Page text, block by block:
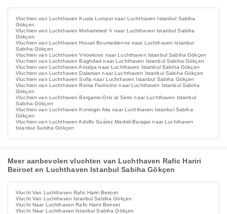
Vluchten van Luchthaven Kuala Lumpur naar Luchthaven Istanbul Sabiha
Gökçen
Vluchten van Luchthaven Mohammed V naar Luchthaven Istanbul Sabiha
Gökçen
Vluchten van Luchthaven Houari Boumedienne naar Luchthaven Istanbul
Sabiha Gökçen
Vluchten van Luchthaven Vnoekovo naar Luchthaven Istanbul Sabiha Gökçen
Vluchten van Luchthaven Baghdad naar Luchthaven Istanbul Sabiha Gökçen
Vluchten van Luchthaven Antalya naar Luchthaven Istanbul Sabiha Gökçen
Vluchten van Luchthaven Dalaman naar Luchthaven Istanbul Sabiha Gökçen
Vluchten van Luchthaven Sofia naar Luchthaven Istanbul Sabiha Gökçen
Vluchten van Luchthaven Roma Fiumicino naar Luchthaven Istanbul Sabiha
Gökçen
Vluchten van Luchthaven Bergamo-Orio al Serio naar Luchthaven Istanbul
Sabiha Gökçen
Vluchten van Luchthaven Koningin Alia naar Luchthaven Istanbul Sabiha
Gökçen
Vluchten van Luchthaven Adolfo Suárez Madrid-Barajas naar Luchthaven
Istanbul Sabiha Gökçen
Meer aanbevolen vluchten van Luchthaven Rafic Hariri
Beiroet en Luchthaven Istanbul Sabiha Gökçen
Vlucht Van Luchthaven Rafic Hariri Beiroet
Vlucht Van Luchthaven Istanbul Sabiha Gökçen
Vlucht Naar Luchthaven Rafic Hariri Beiroet
Vlucht Naar Luchthaven Istanbul Sabiha Gökçen